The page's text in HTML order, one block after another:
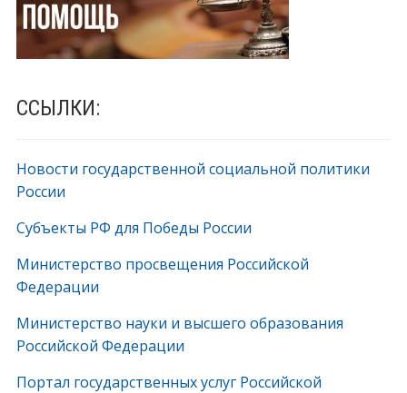
ССЫЛКИ:
Новости государственной социальной политики
России
Субъекты РФ для Победы России
Министерство просвещения Российской
Федерации
Министерство науки и высшего образования
Российской Федерации
Портал государственных услуг Российской